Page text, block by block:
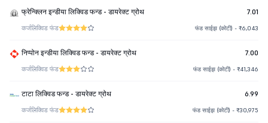
फ्रेन्क्लिन इन्डीया लिक्विड फन्ड - डायरेक्ट ग्रोथ 7.01
कर्जलिक्विड फंड फंड साईझ (कोटी) - ₹6,043
निप्पोन इन्डीया लिक्विड फन्ड - डायरेक्ट ग्रोथ 7.00
कर्जलिक्विड फंड फंड साईझ (कोटी) - ₹41,346
टाटा लिक्विड फन्ड - डायरेक्ट ग्रोथ 6.99
कर्जलिक्विड फंड फंड साईझ (कोटी) - ₹30,975